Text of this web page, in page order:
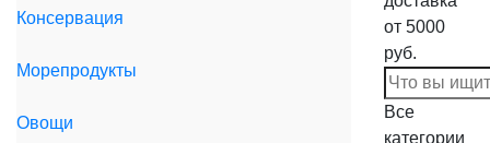
Консервация
Морепродукты
Овощи
от 5000
руб.
Все
категории